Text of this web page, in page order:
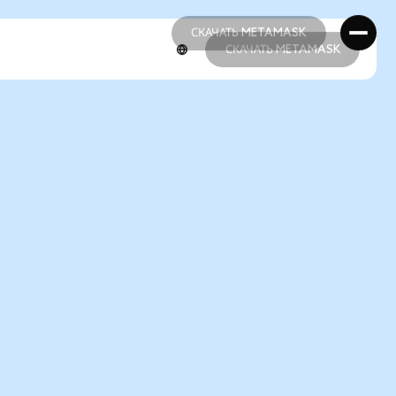
СКАЧАТЬ METAMASK
СКАЧАТЬ METAMASK
СКАЧАТЬ METAMASK